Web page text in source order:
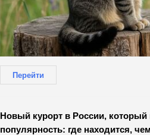
Перейти
Новый курорт в России, который
популярность: где находится,